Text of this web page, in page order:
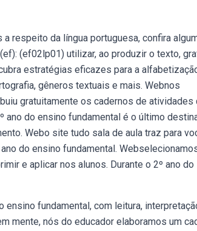
respeito da língua portuguesa, confira
(ef02lp01) utilizar, ao produzir o texto,
estratégias eficazes para a
gêneros textuais e mais. Webnos
gratuitamente os cadernos de atividades
ano do ensino fundamental é o último
Webo site tudo sala de aula traz para
do ensino fundamental.
e aplicar nos alunos. Durante o 2º ano do
fundamental, com leitura,
mente, nós do educador elaboramos um